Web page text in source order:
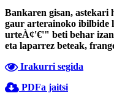
Bankaren gisan, astekari
gaur arterainoko ibilbide
urteÀ¢'€'" beti behar
eta laparrez beteak,
Irakurri segida
PDFa jaitsi